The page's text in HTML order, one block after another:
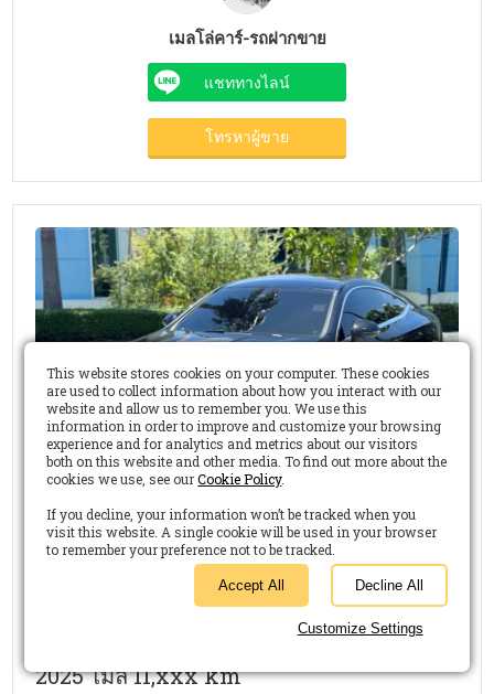
เมลโล่คาร์-รถฝากขาย
แชททางไลน์
โทรหาผู้ขาย
Mercedes-Benz, CLE-Class 2025
Mercedes Benz CLE300 AMG Coupe ปี
2025 ไมล์ 11,xxx km
This website stores cookies on your computer. These cookies
are used to collect information about how you interact with our
website and allow us to remember you. We use this
information in order to improve and customize your browsing
experience and for analytics and metrics about our visitors
both on this website and other media. To find out more about the
cookies we use, see ourCookie Policy.
If you decline, your information won’t be tracked when you
visit this website. A single cookie will be used in your browser
to remember your preference not to be tracked.